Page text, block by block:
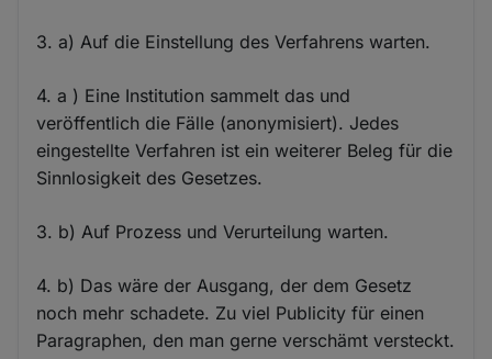
3. a) Auf die Einstellung des Verfahrens warten.
4. a ) Eine Institution sammelt das und
veröffentlich die Fälle (anonymisiert). Jedes
eingestellte Verfahren ist ein weiterer Beleg für die
Sinnlosigkeit des Gesetzes.
3. b) Auf Prozess und Verurteilung warten.
4. b) Das wäre der Ausgang, der dem Gesetz
noch mehr schadete. Zu viel Publicity für einen
Paragraphen, den man gerne verschämt versteckt.